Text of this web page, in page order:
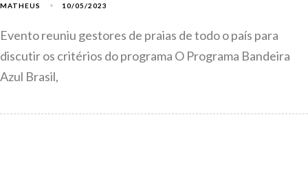
MATHEUS 10/05/2023
Evento reuniu gestores de praias de todo o país para
discutir os critérios do programa O Programa Bandeira
Azul Brasil,